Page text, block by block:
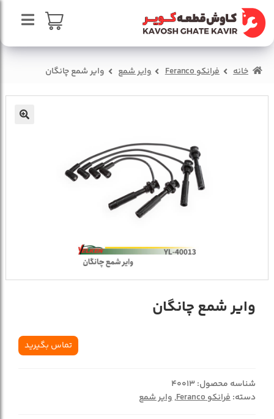
پرش
به
ناوبری
پرش
به
محتوا
صفحه اصلی
سبد خرید
تماس با ما
خانه فرانکو Feranco وایر شمع وایر شمع چانگان
وایر شمع چانگان
تماس بگیرید
شناسه محصول:40013
دسته:فرانکو Feranco ,وایر شمع